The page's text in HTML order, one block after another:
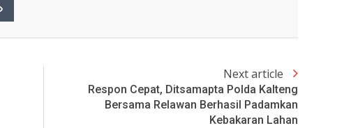
Next article
Respon Cepat, Ditsamapta Polda Kalteng
Bersama Relawan Berhasil Padamkan
Kebakaran Lahan